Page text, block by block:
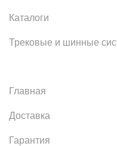
Каталоги
Трековые и шинные
Главная
Доставка
Гарантия